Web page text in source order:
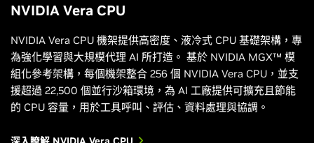
NVIDIA Vera CPU
NVIDIA Vera CPU 機架提供高密度、液冷式 CPU 基礎架構，專
為強化學習與大規模代理 AI 所打造。 基於 NVIDIA MGX™ 模
組化參考架構，每個機架整合 256 個 NVIDIA Vera CPU，並支
援超過 22,500 個並行沙箱環境，為 AI 工廠提供可擴充且節能
的 CPU 容量，用於工具呼叫、評估、資料處理與協調。